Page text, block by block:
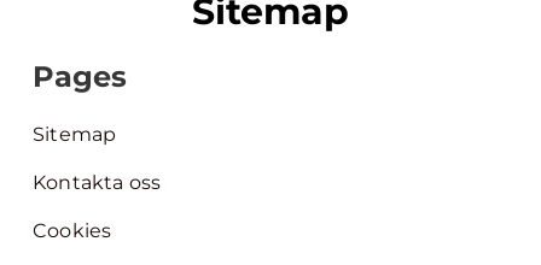
Sitemap
Pages
Sitemap
Kontakta oss
Cookies